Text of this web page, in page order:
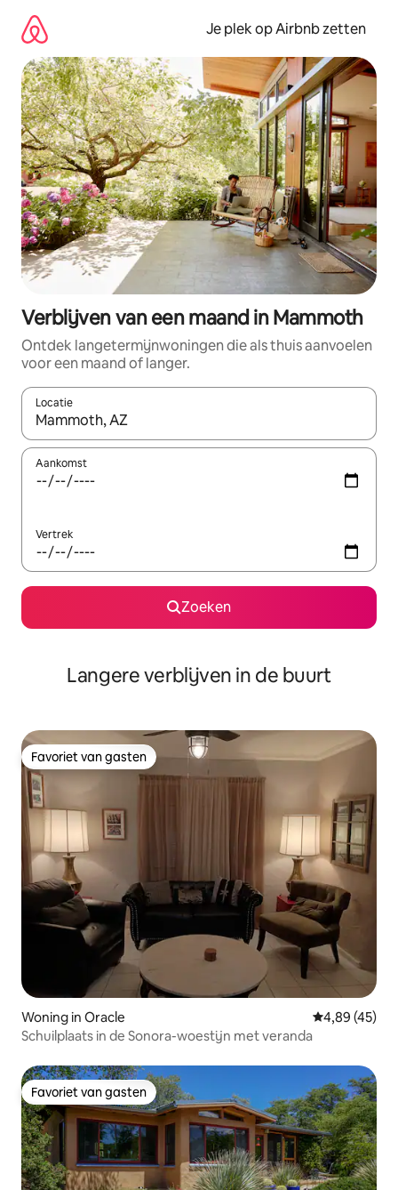
direct
naar
inhoud
Je plek op Airbnb zetten
Verblijven van een maand in Mammoth
Ontdek langetermijnwoningen die als thuis aanvoelen
voor een maand of langer.
Locatie
Wanneer er resultaten beschikbaar zijn, maak je een keuze
Aankomst
Vertrek
Zoeken
Langere verblijven in de buurt
Favoriet van gasten
Favoriet van gasten
Woning in Oracle Gemiddelde
4,89 (45)
Schuilplaats in de Sonora-woestijn met veranda
Favoriet van gasten
Favoriet van gasten